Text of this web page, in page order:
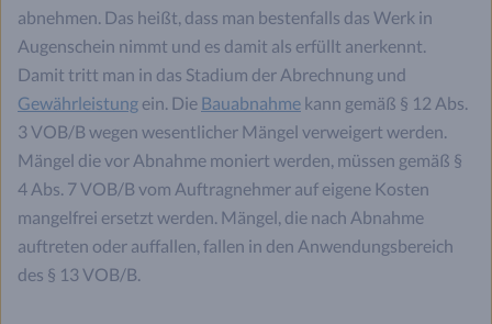
abnehmen. Das heißt, dass man bestenfalls das Werk in
Augenschein nimmt und es damit als erfüllt anerkennt.
Damit tritt man in das Stadium der Abrechnung und
Gewährleistung ein. Die Bauabnahme kann gemäß § 12 Abs.
3 VOB/B wegen wesentlicher Mängel verweigert werden.
Mängel die vor Abnahme moniert werden, müssen gemäß §
4 Abs. 7 VOB/B vom Auftragnehmer auf eigene Kosten
mangelfrei ersetzt werden. Mängel, die nach Abnahme
auftreten oder auffallen, fallen in den Anwendungsbereich
des § 13 VOB/B.